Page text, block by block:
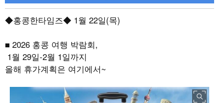
◆홍콩한타임즈◆ 1월 22일(목)
■ 2026 홍콩 여행 박람회,
1월 29일-2월 1일까지
올해 휴가계획은 여기에서~